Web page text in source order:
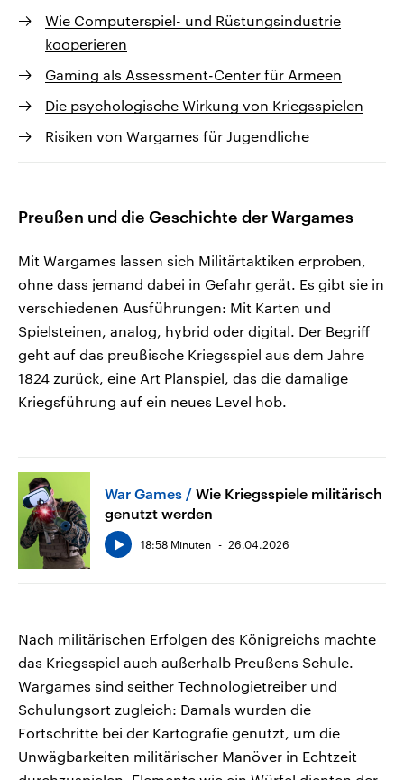
Wie Computerspiel- und Rüstungsindustrie
kooperieren
Gaming als Assessment-Center für Armeen
Die psychologische Wirkung von Kriegsspielen
Risiken von Wargames für Jugendliche
Preußen und die Geschichte der Wargames
Mit Wargames lassen sich Militärtaktiken erproben,
ohne dass jemand dabei in Gefahr gerät. Es gibt sie in
verschiedenen Ausführungen: Mit Karten und
Spielsteinen, analog, hybrid oder digital. Der Begriff
geht auf das preußische Kriegsspiel aus dem Jahre
1824 zurück, eine Art Planspiel, das die damalige
Kriegsführung auf ein neues Level hob.
War Games
Wie Kriegsspiele militärisch
genutzt werden
18:58 Minuten 26.04.2026
Nach militärischen Erfolgen des Königreichs machte
das Kriegsspiel auch außerhalb Preußens Schule.
Wargames sind seither Technologietreiber und
Schulungsort zugleich: Damals wurden die
Fortschritte bei der Kartografie genutzt, um die
Unwägbarkeiten militärischer Manöver in Echtzeit